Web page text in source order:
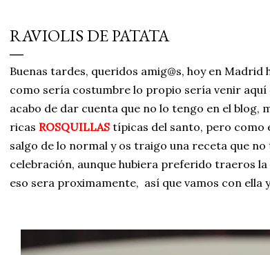
ingrediente
en un snack
100% natural.
RAVIOLIS DE PATATA
Buenas tardes, queridos amig@s, hoy en
como sería costumbre lo propio sería venir aquí
acabo de dar cuenta que no lo tengo en el blog,
ricas ROSQUILLAStípicas del santo, pero como
salgo de lo normal y os traigo una receta que
celebración, aunque hubiera preferido traeros
eso sera proximamente, así que vamos con ella